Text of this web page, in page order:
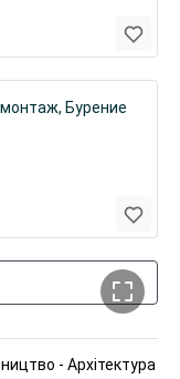
Земляные работы, Перемещение, Демонтаж, Бурение
- Архітектура